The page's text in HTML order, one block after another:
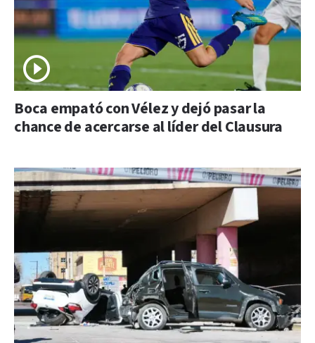
Boca empató con Vélez y dejó pasar la
chance de acercarse al líder del Clausura